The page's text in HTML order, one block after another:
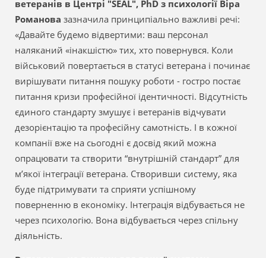
ветеранів в Центрі "SEAL", PhD з психології Віра
Романова зазначила принципіально важливі речі:
«Давайте будемо відвертими: ваш персонал
наляканий «інакшістю» тих, хто повернувся. Коли
військовий повертається в статусі ветерана і починає
вирішувати питання пошуку роботи - гостро постає
питання кризи професійної ідентичності. Відсутність
єдиного стандарту змушує і ветеранів відчувати
дезорієнтацію та професійну самотність. І в кожної
компанії вже на сьогодні є досвід який можна
опрацювати та створити “внутрішній стандарт” для
м’якої інтеграції ветерана. Створивши систему, яка
буде підтримувати та сприяти успішному
поверненню в економіку. Інтеграція відбувається не
через психологію. Вона відбувається через спільну
діяльність.